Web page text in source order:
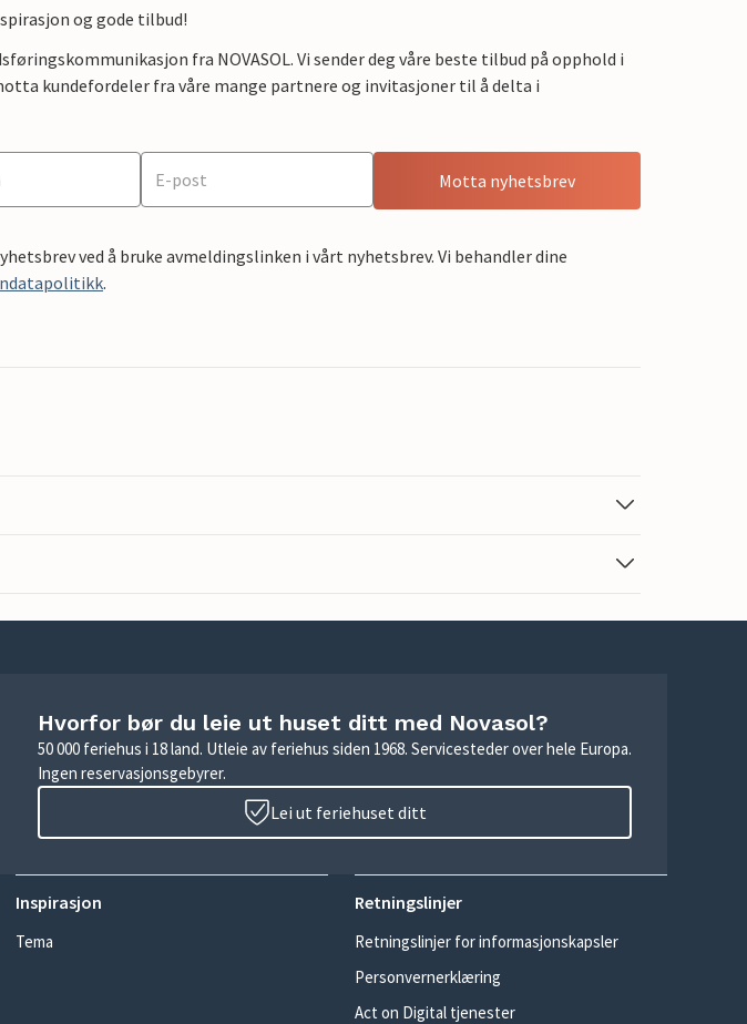
og gode tilbud!
fra NOVASOL. Vi sender deg våre beste tilbud på opphold i
kundefordeler fra våre mange partnere og invitasjoner til å delta i
Motta nyhetsbrev
ved å bruke avmeldingslinken i vårt nyhetsbrev. Vi behandler dine
.
Hvorfor bør du leie ut huset ditt med Novasol?
50 000 feriehus i 18 land. Utleie av feriehus siden 1968. Servicesteder over hele Europa.
Ingen reservasjonsgebyrer.
Lei ut feriehuset ditt
Inspirasjon
Tema
Retningslinjer
Retningslinjer for informasjonskapsler
Personvernerklæring
Act on Digital tjenester